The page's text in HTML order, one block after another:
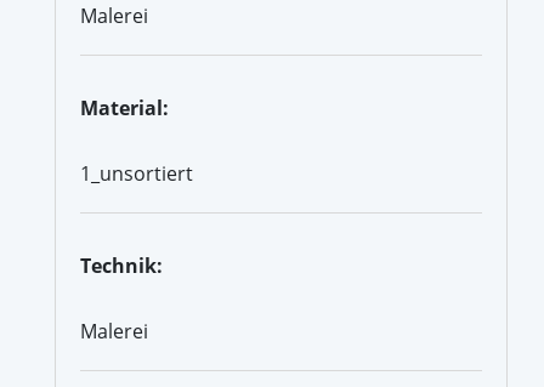
Malerei
Material:
1_unsortiert
Technik:
Malerei